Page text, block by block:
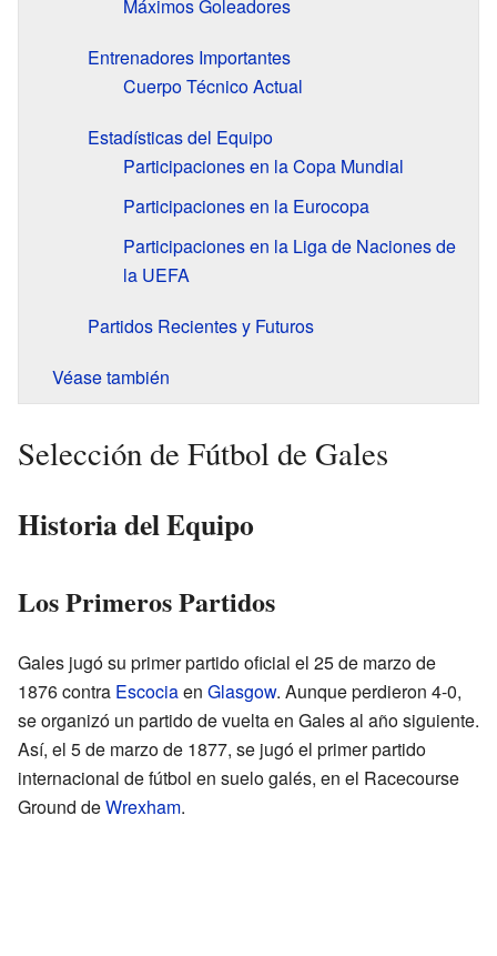
Máximos Goleadores
Entrenadores Importantes
Cuerpo Técnico Actual
Estadísticas del Equipo
Participaciones en la Copa Mundial
Participaciones en la Eurocopa
Participaciones en la Liga de Naciones de
la UEFA
Partidos Recientes y Futuros
Véase también
Selección de Fútbol de Gales
Historia del Equipo
Los Primeros Partidos
Gales jugó su primer partido oficial el 25 de marzo de
1876 contra Escociaen Glasgow. Aunque perdieron 4-0,
se organizó un partido de vuelta en Gales al año siguiente.
Así, el 5 de marzo de 1877, se jugó el primer partido
internacional de fútbol en suelo galés, en el Racecourse
Ground deWrexham.